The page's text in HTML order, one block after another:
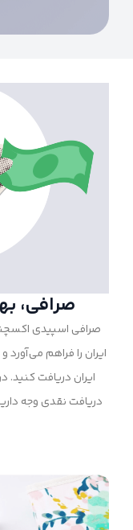
صرافی،
صرافی اسپیدی
ایران را فراهم
ایران دریافت کنید.
دریافت نقدی وجه